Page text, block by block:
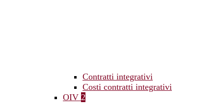
Contratti integrativi
Costi contratti integrativi
OIV 2